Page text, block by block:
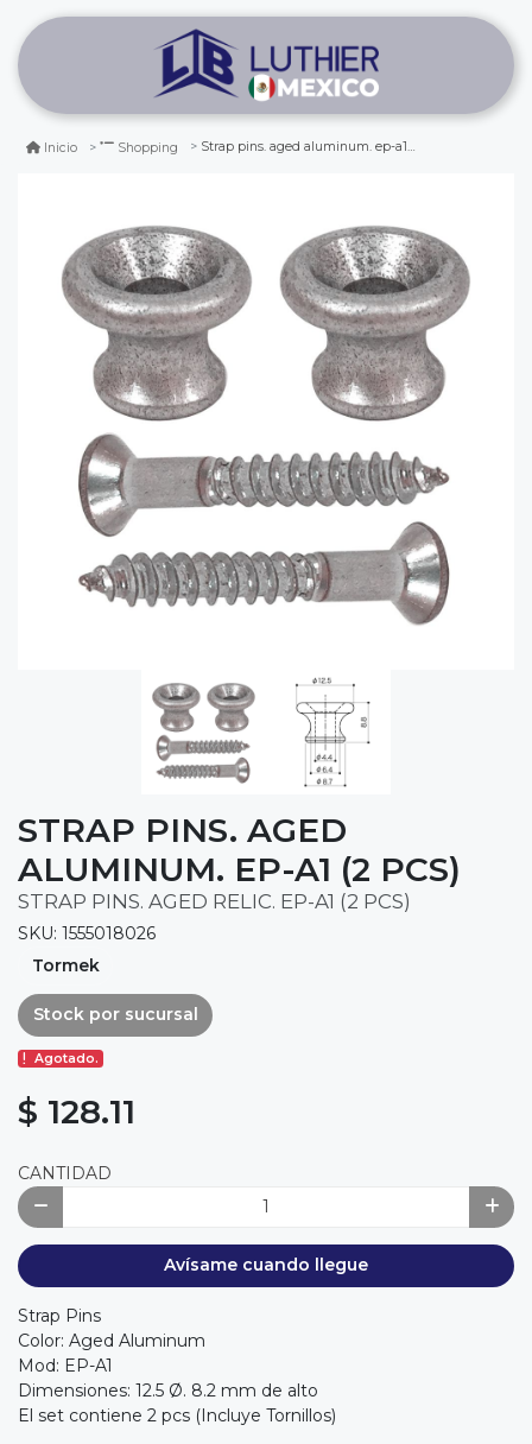
Inicio Shopping Strap pins. aged aluminum. ep-a1 (2 pcs)
STRAP PINS. AGED
ALUMINUM. EP-A1 (2 PCS)
STRAP PINS. AGED RELIC. EP-A1 (2 PCS)
SKU: 1555018026
Tormek
Stock por sucursal
Agotado.
$ 128.11
CANTIDAD
Avísame cuando llegue
Strap Pins
Color: Aged Aluminum
Mod: EP-A1
Dimensiones: 12.5 Ø. 8.2 mm de alto
El set contiene 2 pcs (Incluye Tornillos)